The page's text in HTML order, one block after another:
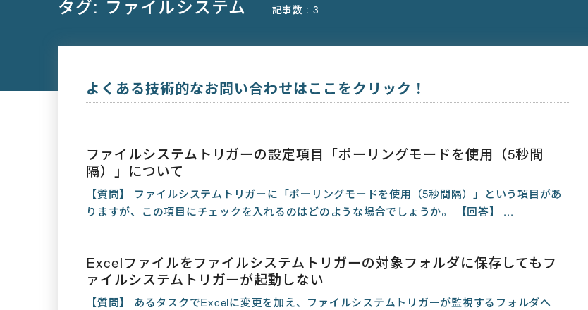
タグ: ファイルシステム 記事数 : 3
よくある技術的なお問い合わせはここをクリック！
ファイルシステムトリガーの設定項目「ポーリングモードを使用（5秒間
隔）」について
【質問】 ファイルシステムトリガーに「ポーリングモードを使用（5秒間隔）」という項目があ
りますが、この項目にチェックを入れるのはどのような場合でしょうか。 【回答】 ...
Excelファイルをファイルシステムトリガーの対象フォルダに保存してもフ
ァイルシステムトリガーが起動しない
【質問】 あるタスクでExcelに変更を加え、ファイルシステムトリガーが監視するフォルダへ